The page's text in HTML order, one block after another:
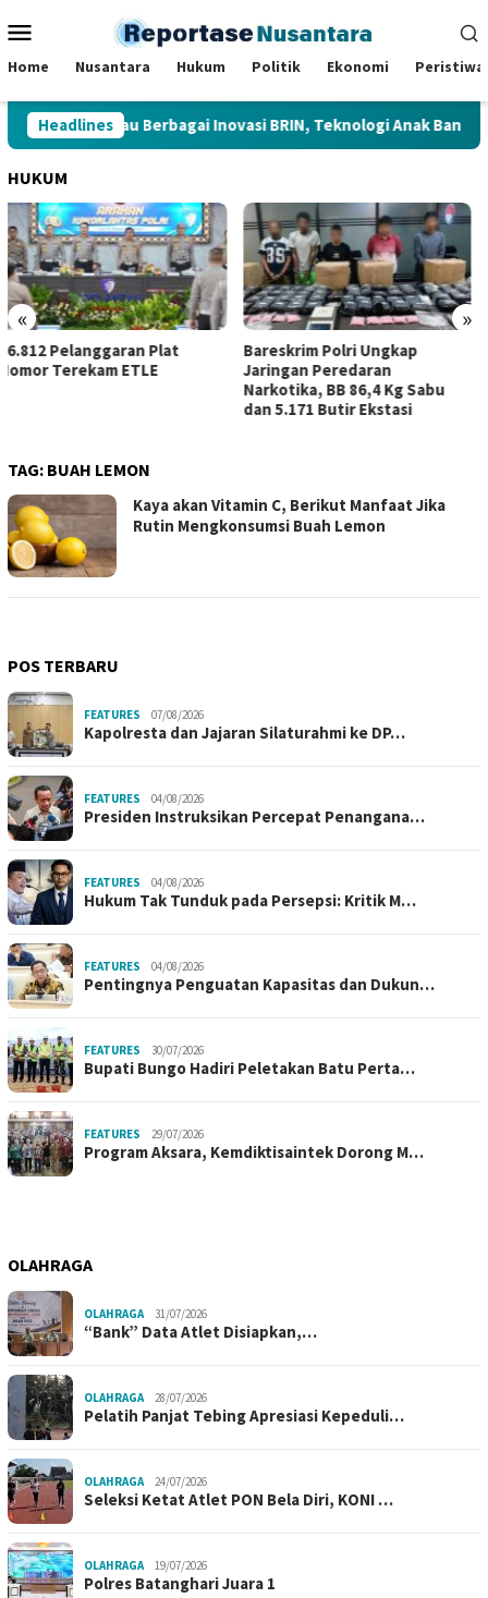
ke
Mobile
Home Nusantara Hukum Politik Ekonomi Peristiwa
Headlines
Tinjau Berbagai Inovasi BRIN, Teknologi Anak Bangsa
HUKUM
« »
Bareskrim Polri Ungkap
Jaringan Peredaran
Kerja Sama dengan SKK Migas
Sumbagsel, Kejati Jambi
Perkuat Kepastian Hukum
TAG: BUAH LEMON
Kaya akan Vitamin C, Berikut Manfaat Jika
Rutin Mengkonsumsi Buah Lemon
POS TERBARU
FEATURES 07/08/2026
Kapolresta dan Jajaran Silaturahmi ke DP…
FEATURES 04/08/2026
Presiden Instruksikan Percepat Penangana…
FEATURES 04/08/2026
Hukum Tak Tunduk pada Persepsi: Kritik M…
FEATURES 04/08/2026
Pentingnya Penguatan Kapasitas dan Dukun…
FEATURES 30/07/2026
Bupati Bungo Hadiri Peletakan Batu Perta…
FEATURES 29/07/2026
Program Aksara, Kemdiktisaintek Dorong M…
OLAHRAGA
OLAHRAGA 31/07/2026
“Bank” Data Atlet Disiapkan,…
OLAHRAGA 28/07/2026
Pelatih Panjat Tebing Apresiasi Kepeduli…
OLAHRAGA 24/07/2026
Seleksi Ketat Atlet PON Bela Diri, KONI …
OLAHRAGA 19/07/2026
Polres Batanghari Juara 1